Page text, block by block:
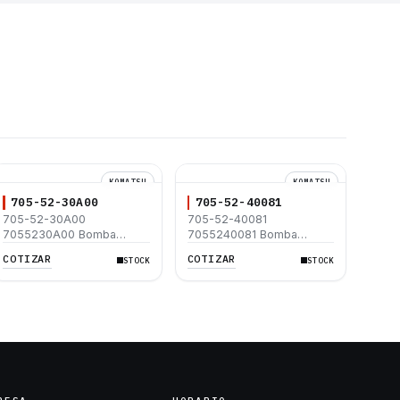
KOMATSU
705-52-30A00
705-52-30A00
7055230A00 Bomba
D155AX-6 D155A-6
COTIZAR STOCK
KOMATSU
705-52-40081
705-52-40081
7055240081 Bomba
WD600-1
COTIZAR STOCK